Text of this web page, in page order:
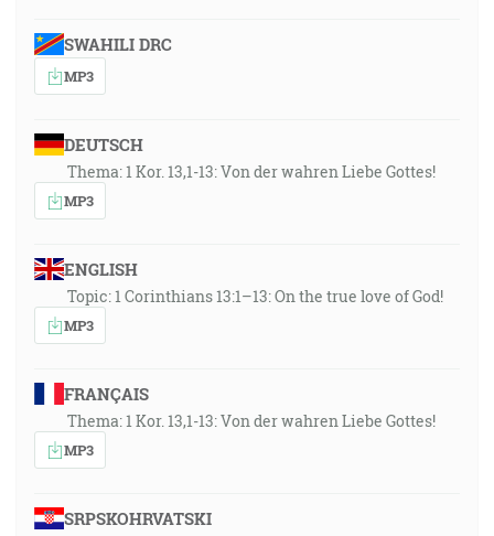
SWAHILI DRC
MP3
DEUTSCH
Thema: 1 Kor. 13,1-13: Von der wahren Liebe Gottes!
MP3
ENGLISH
Topic: 1 Corinthians 13:1–13: On the true love of God!
MP3
FRANÇAIS
Thema: 1 Kor. 13,1-13: Von der wahren Liebe Gottes!
MP3
SRPSKOHRVATSKI